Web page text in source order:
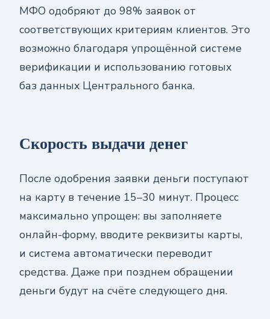
МФО одобряют до 98% заявок от
соответствующих критериям клиентов. Это
возможно благодаря упрощённой системе
верификации и использованию готовых
баз данных Центрального банка.
Скорость выдачи денег
После одобрения заявки деньги поступают
на карту в течение 15–30 минут. Процесс
максимально упрощен: вы заполняете
онлайн-форму, вводите реквизиты карты,
и система автоматически переводит
средства. Даже при позднем обращении
деньги будут на счёте следующего дня.